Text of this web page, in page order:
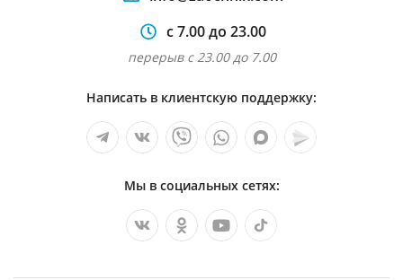
с 7.00 до 23.00
перерыв с 23.00 до 7.00
Написать в клиентскую поддержку:
Мы в социальных сетях: